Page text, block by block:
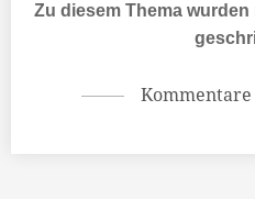
Zu diesem Thema